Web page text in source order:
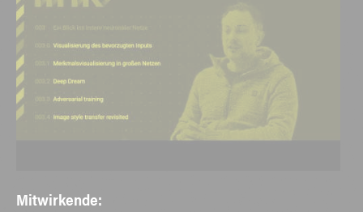
Mitwirkende: